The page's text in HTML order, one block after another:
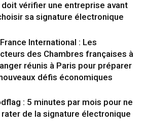
doit vérifier une entreprise avant
sa signature électronique
France International : Les
des Chambres françaises à
réunis à Paris pour préparer
défis économiques
: 5 minutes par mois pour ne
rater de la signature électronique